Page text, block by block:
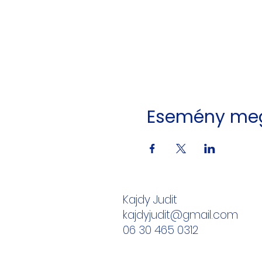
Esemény
Kajdy Judit
kajdyjudit@gmail.com
06 30 465 0312